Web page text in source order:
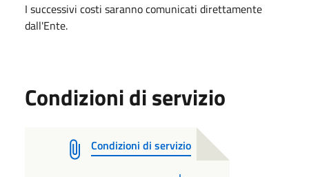
I successivi costi saranno comunicati direttamente
dall'Ente.
Condizioni di servizio
Condizioni di servizio